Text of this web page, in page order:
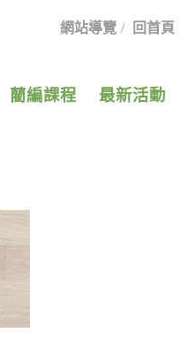
網站導覽 / 回首頁
藺編課程 最新活動